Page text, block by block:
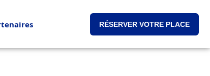
RÉSERVER VOTRE PLACE